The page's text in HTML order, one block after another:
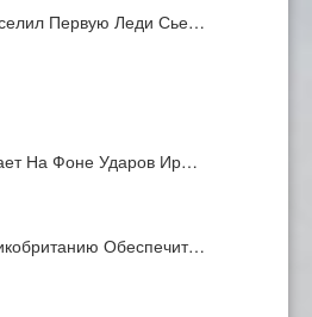
Первую Леди Сье…
На Фоне Ударов Ир…
Обеспечит…